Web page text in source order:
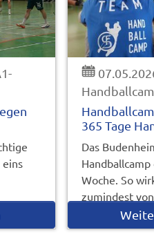
eins
365 Tage
Das
Woche. So
zumindest